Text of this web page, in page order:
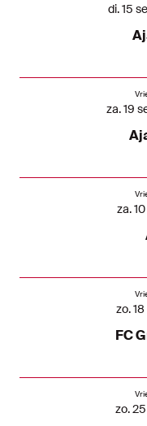
di. 15
za. 19
za.
zo.
FC
zo.